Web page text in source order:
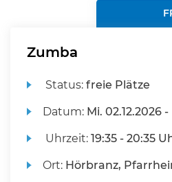
Zumba
Status:freie Plätze
Datum: Mi. 02.12.2026 -
Uhrzeit:19:35 - 20:35
Ort: Hörbranz,